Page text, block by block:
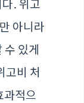
. 위고
아니라
있게
고비 처
과적으